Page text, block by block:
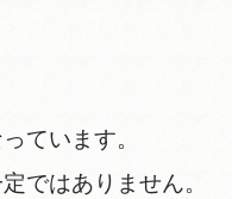
ています。
ではありません。